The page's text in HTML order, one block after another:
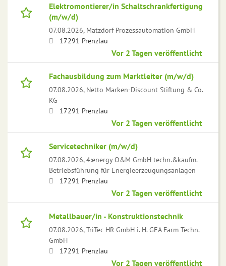
Elektromontierer/in Schaltschrankfertigung
(m/w/d)
07.08.2026, Matzdorf Prozessautomation GmbH
17291 Prenzlau
Vor 2 Tagen veröffentlicht
Fachausbildung zum Marktleiter (m/w/d)
07.08.2026, Netto Marken-Discount Stiftung & Co.
KG
17291 Prenzlau
Vor 2 Tagen veröffentlicht
Servicetechniker (m/w/d)
07.08.2026,4:energy O&M GmbH techn.&kaufm.
Betriebsführung für Energieerzeugungsanlagen
17291 Prenzlau
Vor 2 Tagen veröffentlicht
Metallbauer/in - Konstruktionstechnik
07.08.2026,TriTec HR GmbH i. H. GEA Farm Techn.
GmbH
17291 Prenzlau
Vor 2 Tagen veröffentlicht